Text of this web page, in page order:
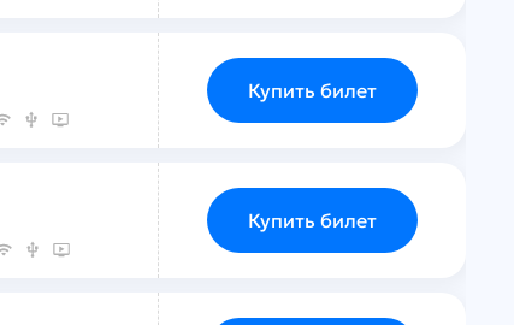
Купить билет
Купить билет